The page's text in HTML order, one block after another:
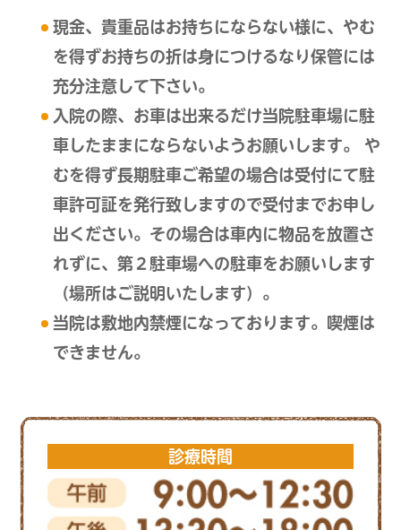
現金、貴重品はお持ちにならない様に、やむ
を得ずお持ちの折は身につけるなり保管には
充分注意して下さい。
入院の際、お車は出来るだけ当院駐車場に駐
車したままにならないようお願いします。 や
むを得ず長期駐車ご希望の場合は受付にて駐
車許可証を発行致しますので受付までお申し
出ください。その場合は車内に物品を放置さ
れずに、第２駐車場への駐車をお願いします
（場所はご説明いたします）。
当院は敷地内禁煙になっております。喫煙は
できません。
診療時間